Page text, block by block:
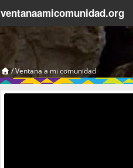
ventanaamicomunidad.org
/Ventana a mi comunidad